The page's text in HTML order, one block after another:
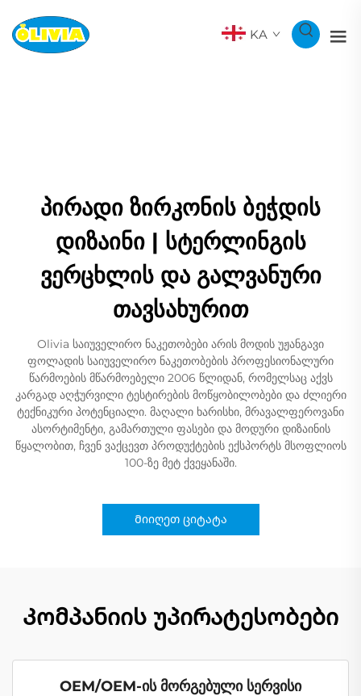
KA
პირადი ზირკონის ბეჭდის
დიზაინი | სტერლინგის
ვერცხლის და გალვანური
თავსახურით
Olivia საიუველირო ნაკეთობები არის მოდის უჟანგავი
ფოლადის საიუველირო ნაკეთობების პროფესიონალური
წარმოების მწარმოებელი 2006 წლიდან, რომელსაც აქვს
კარგად აღჭურვილი ტესტირების მოწყობილობები და ძლიერი
ტექნიკური პოტენციალი. მაღალი ხარისხი, მრავალფეროვანი
ასორტიმენტი, გამართული ფასები და მოდური დიზაინის
წყალობით, ჩვენ ვაქცევთ პროდუქტების ექსპორტს მსოფლიოს
100-ზე მეტ ქვეყანაში.
Მიიღეთ ციტატა
Კომპანიის უპირატესობები
OEM/OEM-ის მორგებული სერვისი